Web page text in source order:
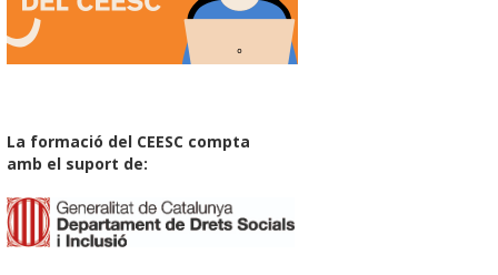
La formació del CEESC compta
amb el suport de: